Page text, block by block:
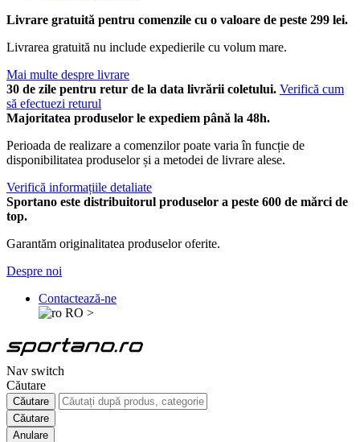
Livrare gratuită pentru comenzile cu o valoare de peste 299 lei.
Livrarea gratuită nu include expedierile cu volum mare.
Mai multe despre livrare
30 de zile pentru retur de la data livrării coletului. Verifică cum
să efectuezi returul
Majoritatea produselor le expediem până la 48h.
Perioada de realizare a comenzilor poate varia în funcție de
disponibilitatea produselor și a metodei de livrare alese.
Verifică informațiile detaliate
Sportano este distribuitorul produselor a peste 600 de mărci de
top.
Garantăm originalitatea produselor oferite.
Despre noi
Contactează-ne
RO >
Nav switch
Căutare
Căutare
Căutare
Anulare